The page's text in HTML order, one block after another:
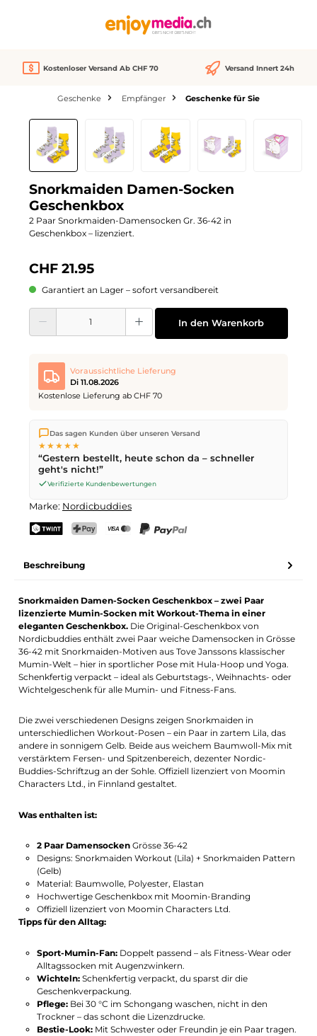
Kostenloser Versand Ab CHF 70 Versand Innert 24h
Geschenke Empfänger Geschenke für Sie
Bildergalerie überspringen
Snorkmaiden Damen-Socken
Geschenkbox
2 Paar Snorkmaiden-Damensocken Gr. 36-42 in
Geschenkbox – lizenziert.
CHF 21.95
Garantiert an Lager – sofort versandbereit
Produkt Anzahl: Gib den gewünschten Wert ein oder benutze die
In den Warenkorb
Voraussichtliche Lieferung
Di 11.08.2026
Kostenlose Lieferung ab CHF 70
Wir versenden direkt aus unserem Lager in Kriens. Ab
ist die Lieferung kostenlos. Bestellungen bis
werden noch am selben Tag versendet – Zustellung am
nächsten Werktagmit der Schweizerischen Post.
Das sagen Kunden über unseren Versand
★★★★★
“Gestern bestellt, heute schon da – schneller
geht's nicht!”
Verifizierte Kundenbewertungen
Marke: Nordicbuddies
Beschreibung
Snorkmaiden Damen-Socken Geschenkbox – zwei Paar
lizenzierte Mumin-Socken mit Workout-Thema in einer
eleganten Geschenkbox. Die Original-Geschenkbox von
Nordicbuddies enthält zwei Paar weiche Damensocken in Grösse
36-42 mit Snorkmaiden-Motiven aus Tove Janssons klassischer
Mumin-Welt – hier in sportlicher Pose mit Hula-Hoop und Yoga.
Schenkfertig verpackt – ideal als Geburtstags-, Weihnachts- oder
Wichtelgeschenk für alle Mumin- und Fitness-Fans.
Die zwei verschiedenen Designs zeigen Snorkmaiden in
unterschiedlichen Workout-Posen – ein Paar in zartem Lila, das
andere in sonnigem Gelb. Beide aus weichem Baumwoll-Mix mit
verstärktem Fersen- und Spitzenbereich, dezenter Nordic-
Buddies-Schriftzug an der Sohle. Offiziell lizenziert von Moomin
Characters Ltd., in Finnland gestaltet.
Was enthalten ist:
2 Paar DamensockenGrösse 36-42
Designs: Snorkmaiden Workout (Lila) + Snorkmaiden Pattern
(Gelb)
Material: Baumwolle, Polyester, Elastan
Hochwertige Geschenkbox mit Moomin-Branding
Offiziell lizenziert von Moomin Characters Ltd.
Tipps für den Alltag:
Sport-Mumin-Fan:Doppelt passend – als Fitness-Wear oder
Alltagssocken mit Augenzwinkern.
Wichteln:Schenkfertig verpackt, du sparst dir die
Geschenkverpackung.
Pflege:Bei 30 °C im Schongang waschen, nicht in den
Trockner – das schont die Lizenzdrucke.
Bestie-Look:Mit Schwester oder Freundin je ein Paar tragen.